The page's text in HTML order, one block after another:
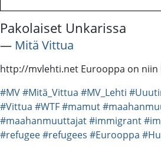
Pakolaiset Unkarissa
― Mitä Vittua
http://mvlehti.net Eurooppa on niin
#MV#Mitä_Vittua #MV_Lehti
#Vittua #WTF#mamut
#maahanmuuttajat#immigrant
#refugee#refugees #Eurooppa